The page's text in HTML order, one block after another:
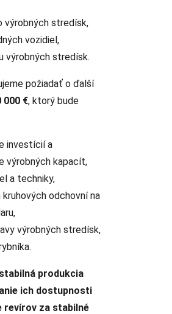
výrobných stredísk,
vozidiel,
výrobných stredísk.
požiadať o ďalší
000 €, ktorý bude
investícií a
výrobných kapacít,
a techniky,
kruhových odchovní na
výrobných stredísk,
stabilná produkcia
ich dostupnosti
revírov za stabilné